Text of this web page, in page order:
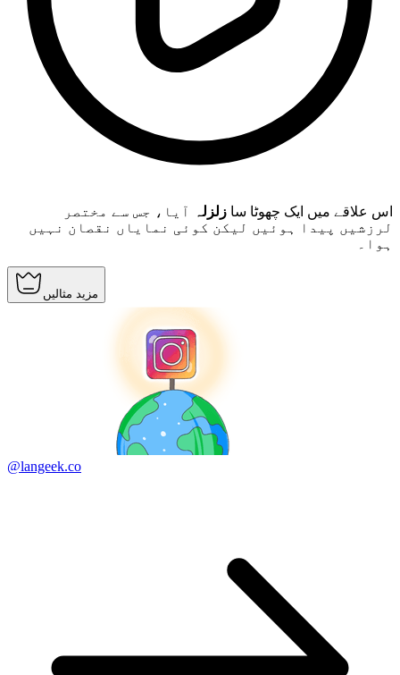
اس علاقے میں ایک چھوٹا سا زلزلہ
آیا، جس سے مختصر
لرزشیں پیدا ہوئیں لیکن کوئی نمایاں نقصان نہیں
ہوا۔
مزید مثالیں
@langeek.co